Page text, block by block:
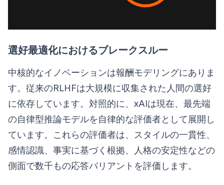
選好最適化におけるブレークスルー
中核的なイノベーションは報酬モデリングにありま
す。従来のRLHFは大規模に収集された人間の選好
に依存しています。対照的に、xAIは現在、最先端
の自律型推論モデルを自律的な評価者として展開し
ています。これらの評価者は、スタイルの一貫性、
感情認識、事実に基づく根拠、人格の安定性などの
側面で数千もの応答バリアントを評価します。